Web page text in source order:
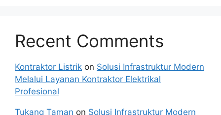
Recent Comments
Kontraktor Listrik on Solusi Infrastruktur Modern
Melalui Layanan Kontraktor Elektrikal
Profesional
Tukang Taman on Solusi Infrastruktur Modern